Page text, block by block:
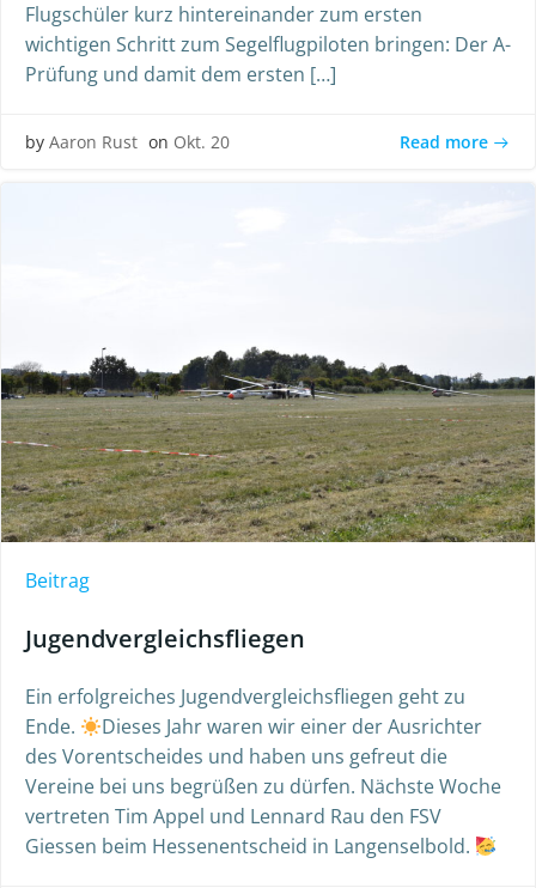
Flugschüler kurz hintereinander zum ersten
wichtigen Schritt zum Segelflugpiloten bringen: Der A-
Prüfung und damit dem ersten […]
by Aaron Rust on Okt. 20 Read more
Beitrag
Jugendvergleichsfliegen
Ein erfolgreiches Jugendvergleichsfliegen geht zu
Ende.
Dieses Jahr waren wir einer der Ausrichter
des Vorentscheides und haben uns gefreut die
Vereine bei uns begrüßen zu dürfen. Nächste Woche
vertreten Tim Appel und Lennard Rau den FSV
Giessen beim Hessenentscheid in Langenselbold.